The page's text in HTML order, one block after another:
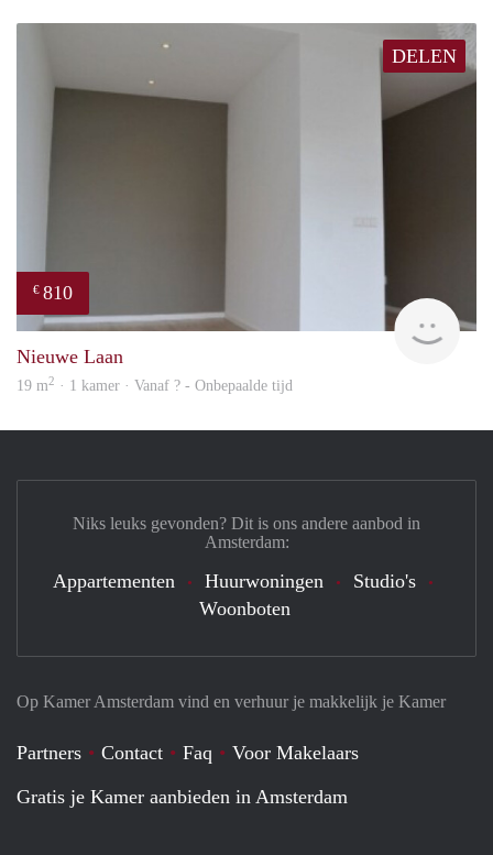
DELEN
€ 810
Nieuwe Laan
19 m2 · 1 kamer · Vanaf ? - Onbepaalde tijd
Op Kamer Amsterdam vind en verhuur je makkelijk je Kamer
Partners Contact Faq
Voor Makelaars
Gratis je Kamer aanbieden in Amsterdam
Niks leuks gevonden? Dit is ons andere aanbod in
Amsterdam:
Appartementen Huurwoningen
Studio's
Woonboten